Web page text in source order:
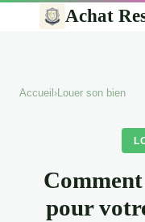
Achat
Accueil ›Louer son bien
pour